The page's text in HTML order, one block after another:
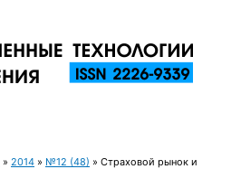
» 2014 » №12 (48) » Страховой рынок и